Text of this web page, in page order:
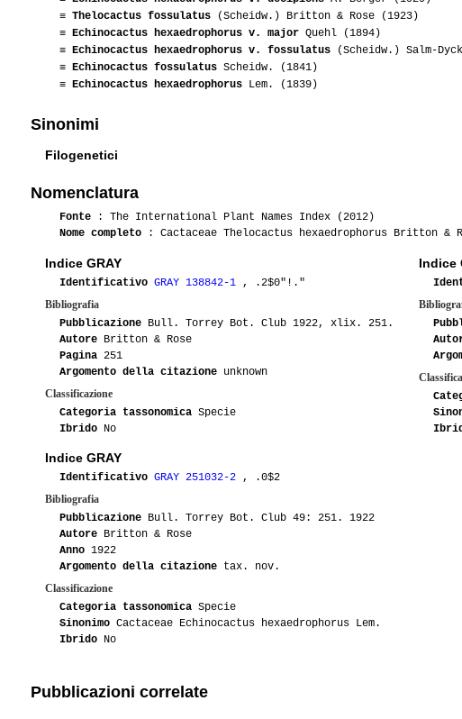
≡ Thelocactus fossulatus (Scheidw.) Britton & Rose (1923)
≡ Echinocactus hexaedrophorus v. major Quehl (1894)
≡ Echinocactus hexaedrophorus v. fossulatus (Scheidw.) Salm-
≡ Echinocactus fossulatus Scheidw. (1841)
≡ Echinocactus hexaedrophorus Lem. (1839)
Sinonimi
Filogenetici
Nomenclatura
Fonte : The International Plant Names Index (2012)
Nome completo : Cactaceae Thelocactus hexaedrophorus Britton &
Indice GRAY
Identificativo GRAY 138842-1 , .2$0"!."
Bibliografia
Pubblicazione Bull. Torrey Bot. Club 1922, xlix. 251.
Autore Britton & Rose
Pagina 251
Argomento della citazione unknown
Classificazione
Categoria tassonomica Specie
Ibrido No
Indice
Indice GRAY
Identificativo GRAY 251032-2 , .0$2
Bibliografia
Pubblicazione Bull. Torrey Bot. Club 49: 251. 1922
Autore Britton & Rose
Anno 1922
Argomento della citazione tax. nov.
Classificazione
Categoria tassonomica Specie
Sinonimo Cactaceae Echinocactus hexaedrophorus Lem.
Ibrido No
Pubblicazioni correlate